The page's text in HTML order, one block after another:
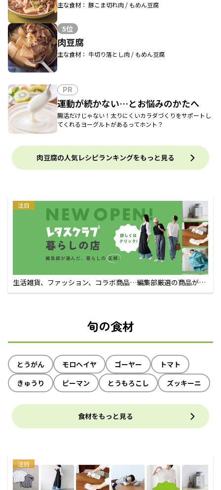
主な食材： 豚こま切れ肉 / もめん豆腐
5位
肉豆腐
主な食材： 牛切り落とし肉 / もめん豆腐
PR
運動が続かない…とお悩みのかたへ
腸活だけじゃない！太りにくいカラダづくりをサポートし
てくれるヨーグルトがあるってホント？
肉豆腐の人気レシピランキングをもっと見る
注目
生活雑貨、ファッション、コラボ商品…編集部厳選の商品が買
えるECサイト
旬の食材
とうがん モロヘイヤ ゴーヤー
トマト
きゅうり
ピーマン とうもろこし ズッキーニ
食材をもっと見る
注目